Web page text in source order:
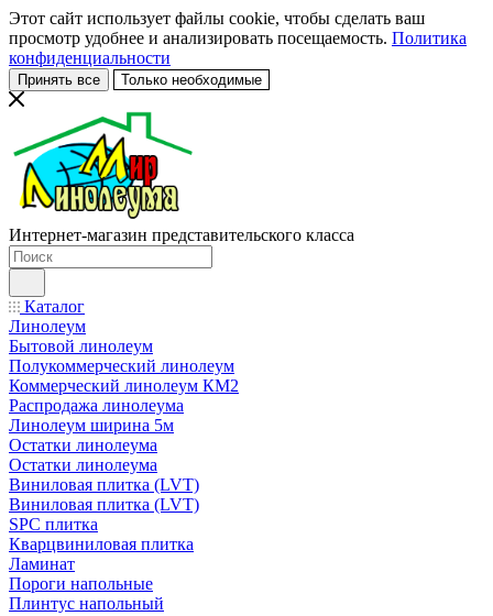
Этот сайт использует файлы cookie, чтобы сделать ваш
просмотр удобнее и анализировать посещаемость. Политика
конфиденциальности
Принять все Только необходимые
Интернет-магазин представительского класса
Каталог
Линолеум
Бытовой линолеум
Полукоммерческий линолеум
Коммерческий линолеум КМ2
Распродажа линолеума
Линолеум ширина 5м
Остатки линолеума
Остатки линолеума
Виниловая плитка (LVT)
Виниловая плитка (LVT)
SPC плитка
Кварцвиниловая плитка
Ламинат
Пороги напольные
Плинтус напольный